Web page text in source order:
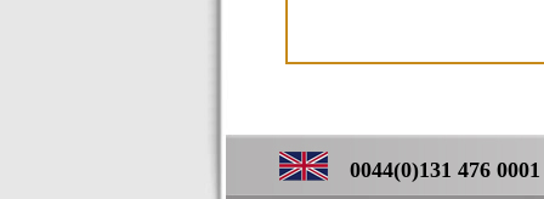
0044(0)131 476 0001